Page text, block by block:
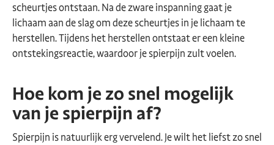
scheurtjes ontstaan. Na de zware inspanning gaat je
lichaam aan de slag om deze scheurtjes in je lichaam te
herstellen. Tijdens het herstellen ontstaat er een kleine
ontstekingsreactie, waardoor je spierpijn zult voelen.
Hoe kom je zo snel mogelijk
van je spierpijn af?
Spierpijn is natuurlijk erg vervelend. Je wilt het liefst zo snel